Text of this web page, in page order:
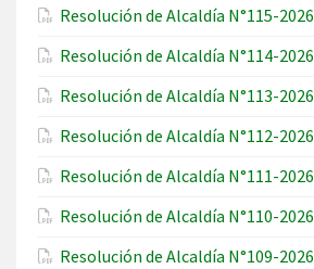
Resolución de Alcaldía N°115-2026
Resolución de Alcaldía N°114-2026
Resolución de Alcaldía N°113-2026
Resolución de Alcaldía N°112-2026
Resolución de Alcaldía N°111-2026
Resolución de Alcaldía N°110-2026
Resolución de Alcaldía N°109-2026